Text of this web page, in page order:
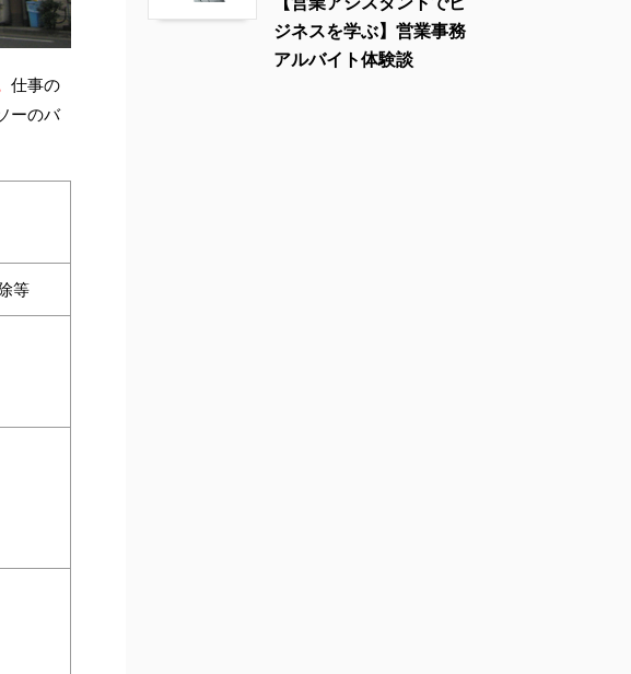
仕事の
ーのバ
等
ジネスを学ぶ】営業事務
アルバイト体験談